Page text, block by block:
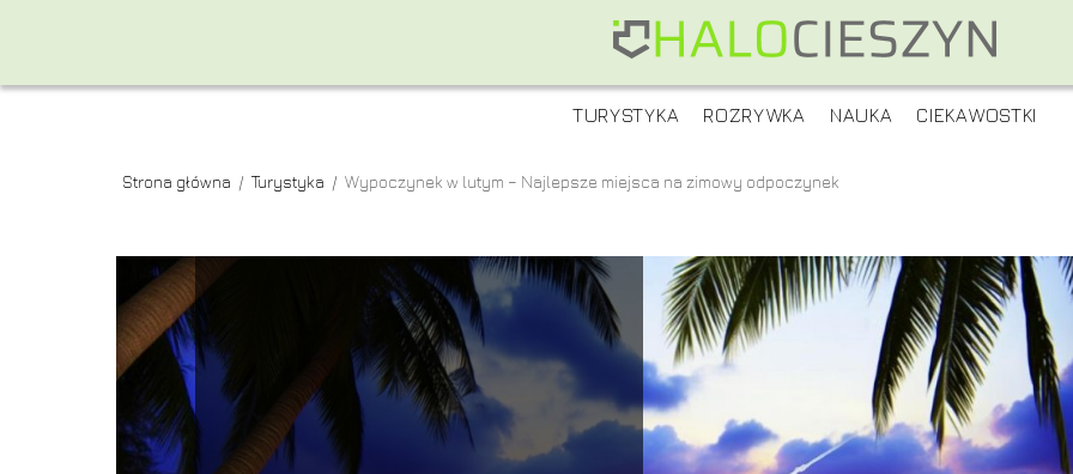
TURYSTYKA ROZRYWKA NAUKA CIEKAWOSTKI
Strona główna / Turystyka / Wypoczynek w lutym – Najlepsze miejsca na zimowy odpoczynek